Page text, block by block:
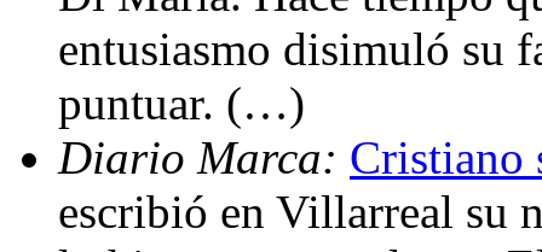
entusiasmo disimuló su
puntuar. (…)
Diario Marca: Cristiano
escribió en Villarreal su